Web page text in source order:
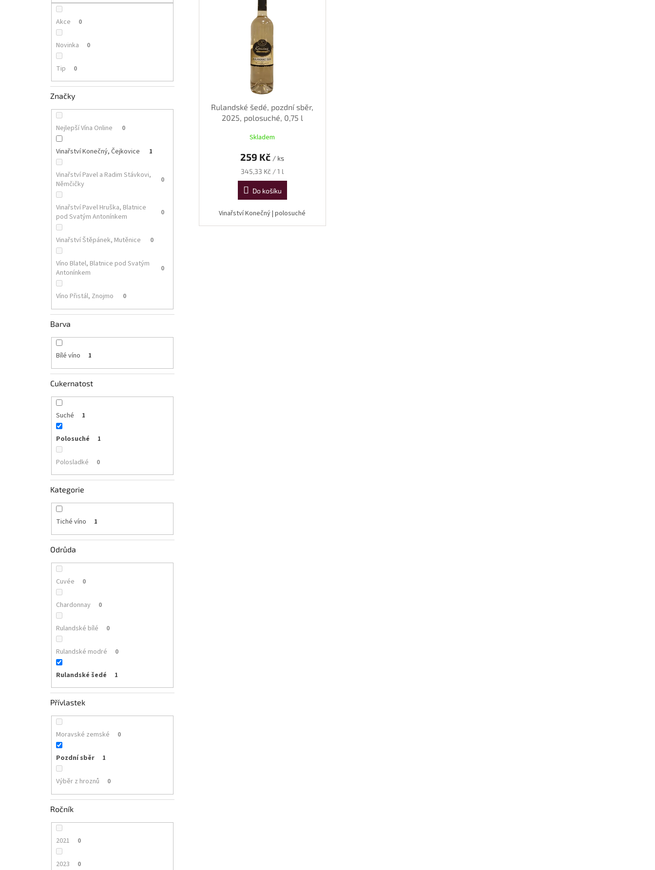
Akce 0
Novinka 0
Tip 0
Značky
Nejlepší Vína Online 0
Vinařství Konečný, Čejkovice 1
Vinařství Pavel a Radim Stávkovi,
Němčičky
0
Vinařství Pavel Hruška, Blatnice
pod Svatým Antonínkem
0
Vinařství Štěpánek, Mutěnice 0
Víno Blatel, Blatnice pod Svatým
Antonínkem
0
Víno Přistál, Znojmo 0
Barva
Bílé víno 1
Cukernatost
Suché 1
Polosuché 1
Polosladké 0
Kategorie
Tiché víno 1
Odrůda
Cuvée 0
Chardonnay 0
Rulandské bílé 0
Rulandské modré 0
Rulandské šedé 1
Přívlastek
Moravské zemské 0
Pozdní sběr 1
Výběr z hroznů 0
Ročník
2021 0
2023 0
Rulandské šedé, pozdní sběr,
2025, polosuché, 0,75 l
Skladem
259 Kč / ks
Měrná
cena:
345,33 Kč / 1 l
Do košíku
Vinařství Konečný | polosuché